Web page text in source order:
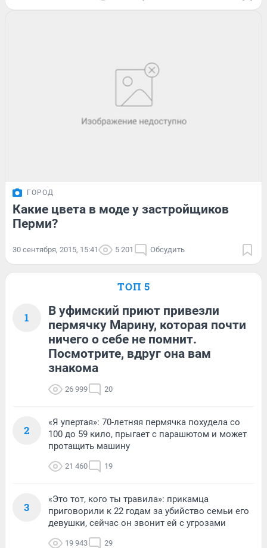
ГОРОД
Какие цвета в моде у застройщиков
Перми?
30 сентября, 2015, 15:41 5 201 Обсудить
ТОП 5
1
В уфимский приют привезли
пермячку Марину, которая почти
ничего о себе не помнит.
Посмотрите, вдруг она вам
знакома
26 999 20
2
«Я упертая»: 70-летняя пермячка похудела со
100 до 59 кило, прыгает с парашютом и может
протащить машину
21 460 19
3
«Это тот, кого ты травила»: прикамца
приговорили к 22 годам за убийство семьи его
девушки, сейчас он звонит ей с угрозами
19 943 29